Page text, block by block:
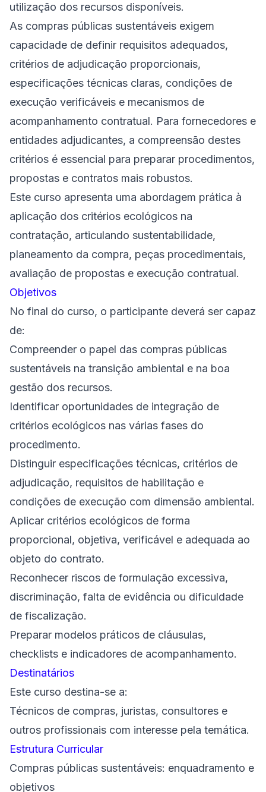
utilização dos recursos disponíveis.
As compras públicas sustentáveis exigem
capacidade de definir requisitos adequados,
critérios de adjudicação proporcionais,
especificações técnicas claras, condições de
execução verificáveis e mecanismos de
acompanhamento contratual. Para fornecedores e
entidades adjudicantes, a compreensão destes
critérios é essencial para preparar procedimentos,
propostas e contratos mais robustos.
Este curso apresenta uma abordagem prática à
aplicação dos critérios ecológicos na
contratação, articulando sustentabilidade,
planeamento da compra, peças procedimentais,
avaliação de propostas e execução contratual.
Objetivos
No final do curso, o participante deverá ser capaz
de:
Compreender o papel das compras públicas
sustentáveis na transição ambiental e na boa
gestão dos recursos.
Identificar oportunidades de integração de
critérios ecológicos nas várias fases do
procedimento.
Distinguir especificações técnicas, critérios de
adjudicação, requisitos de habilitação e
condições de execução com dimensão ambiental.
Aplicar critérios ecológicos de forma
proporcional, objetiva, verificável e adequada ao
objeto do contrato.
Reconhecer riscos de formulação excessiva,
discriminação, falta de evidência ou dificuldade
de fiscalização.
Preparar modelos práticos de cláusulas,
checklists e indicadores de acompanhamento.
Destinatários
Este curso destina-se a:
Técnicos de compras, juristas, consultores e
outros profissionais com interesse pela temática.
Estrutura Curricular
Compras públicas sustentáveis: enquadramento e
objetivos